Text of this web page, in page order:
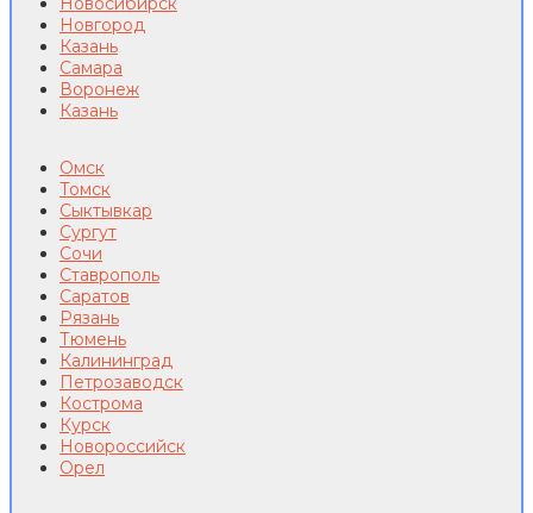
Новгород
Казань
Самара
Воронеж
Казань
Омск
Томск
Сыктывкар
Сургут
Сочи
Ставрополь
Саратов
Рязань
Тюмень
Калининград
Петрозаводск
Кострома
Курск
Новороссийск
Орел